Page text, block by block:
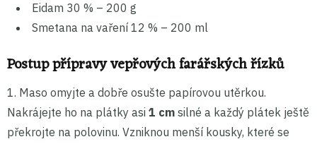
Eidam 30 % – 200 g
Smetana na vaření 12 % – 200 ml
Postup přípravy vepřových farářských řízků
1. Maso omyjte a dobře osušte papírovou utěrkou.
Nakrájejte ho na plátky asi 1 cm silné a každý plátek ještě
překrojte na polovinu. Vzniknou menší kousky, které se